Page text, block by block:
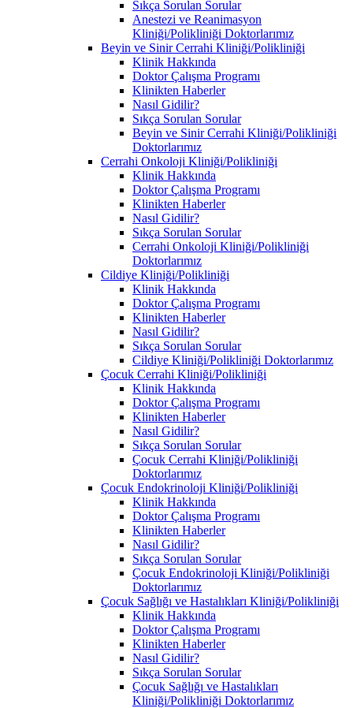
Sıkça Sorulan Sorular
Anestezi ve Reanimasyon
Kliniği/Polikliniği Doktorlarımız
Beyin ve Sinir Cerrahi Kliniği/Polikliniği
Klinik Hakkında
Doktor Çalışma Programı
Klinikten Haberler
Nasıl Gidilir?
Sıkça Sorulan Sorular
Beyin ve Sinir Cerrahi Kliniği/Polikliniği
Doktorlarımız
Cerrahi Onkoloji Kliniği/Polikliniği
Klinik Hakkında
Doktor Çalışma Programı
Klinikten Haberler
Nasıl Gidilir?
Sıkça Sorulan Sorular
Cerrahi Onkoloji Kliniği/Polikliniği
Doktorlarımız
Cildiye Kliniği/Polikliniği
Klinik Hakkında
Doktor Çalışma Programı
Klinikten Haberler
Nasıl Gidilir?
Sıkça Sorulan Sorular
Cildiye Kliniği/Polikliniği Doktorlarımız
Çocuk Cerrahi Kliniği/Polikliniği
Klinik Hakkında
Doktor Çalışma Programı
Klinikten Haberler
Nasıl Gidilir?
Sıkça Sorulan Sorular
Çocuk Cerrahi Kliniği/Polikliniği
Doktorlarımız
Çocuk Endokrinoloji Kliniği/Polikliniği
Klinik Hakkında
Doktor Çalışma Programı
Klinikten Haberler
Nasıl Gidilir?
Sıkça Sorulan Sorular
Çocuk Endokrinoloji Kliniği/Polikliniği
Doktorlarımız
Çocuk Sağlığı ve Hastalıkları Kliniği/Polikliniği
Klinik Hakkında
Doktor Çalışma Programı
Klinikten Haberler
Nasıl Gidilir?
Sıkça Sorulan Sorular
Çocuk Sağlığı ve Hastalıkları
Kliniği/Polikliniği Doktorlarımız